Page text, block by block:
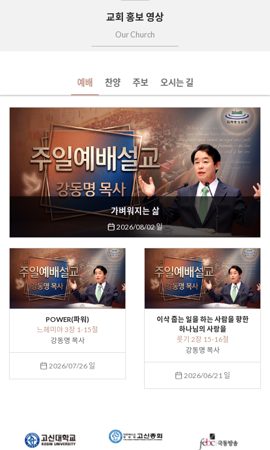
교회 홍보 영상
Our Church
예배 찬양 주보 오시는 길
가벼워지는 삶
2026/08/02 일
POWER(파워)
느헤미야 3장 1-15절
강동명 목사
2026/07/26 일
이삭 줍는 일을 하는 사람을 향한
하나님의 사랑을
룻기 2장 15-16절
강동명 목사
2026/06/21 일